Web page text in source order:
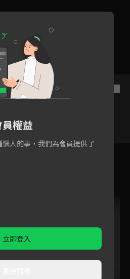
權益
人的事，我們為會員提供了
立即登入